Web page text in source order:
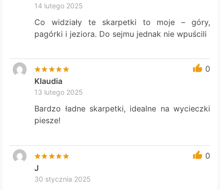
14 lutego 2025
Co widziały te skarpetki to moje – góry,
pagórki i jeziora. Do sejmu jednak nie wpuścili
0
Klaudia
13 lutego 2025
Bardzo ładne skarpetki, idealne na wycieczki
piesze!
0
J
30 stycznia 2025